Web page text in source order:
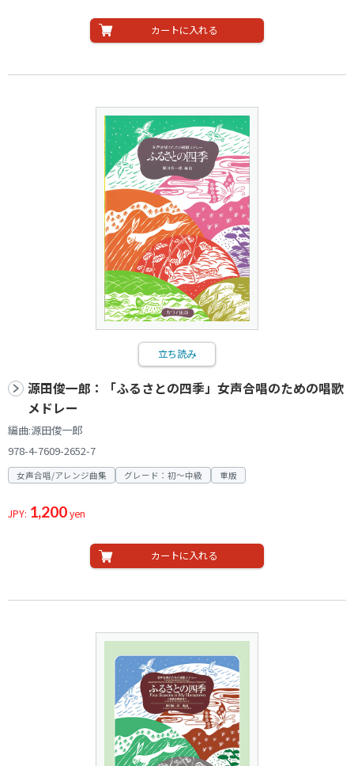
カートに入れる
立ち読み
源田俊一郎：「ふるさとの四季」女声合唱のための唱歌
メドレー
編曲:源田俊一郎
978-4-7609-2652-7
女声合唱/アレンジ曲集 グレード：初～中級 重版
JPY: 1,200yen
カートに入れる